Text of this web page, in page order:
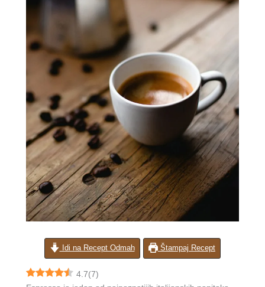
Idi na Recept Odmah Štampaj Recept
4.7(7)